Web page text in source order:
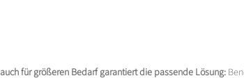
auch für größeren Bedarf garantiert die passende Lösung: